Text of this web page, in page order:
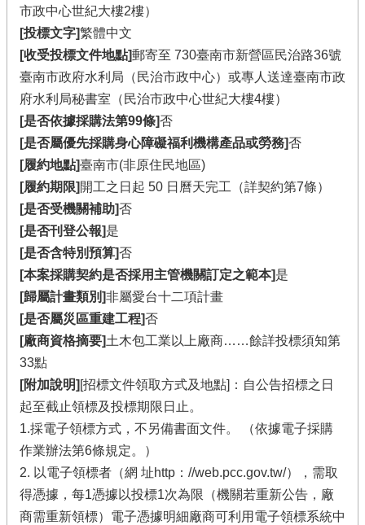
市政中心世紀大樓2樓）
[投標文字]繁體中文
[收受投標文件地點]郵寄至 730臺南市新營區民治路36號
臺南市政府水利局（民治市政中心）或專人送達臺南市政
府水利局秘書室（民治市政中心世紀大樓4樓）
[是否依據採購法第99條]否
[是否屬優先採購身心障礙福利機構產品或勞務]否
[履約地點]臺南市(非原住民地區)
[履約期限] 開工之日起 50 日曆天完工（詳契約第7條）
[是否受機關補助]否
[是否刊登公報]是
[是否含特別預算]否
[本案採購契約是否採用主管機關訂定之範本]是
[歸屬計畫類別]非屬愛台十二項計畫
[是否屬災區重建工程]否
[廠商資格摘要]土木包工業以上廠商……餘詳投標須知第
33點
[附加說明] [招標文件領取方式及地點]：自公告招標之日
起至截止領標及投標期限日止。
1.採電子領標方式，不另備書面文件。 （依據電子採購
作業辦法第6條規定。）
2. 以電子領標者（網 址http：//web.pcc.gov.tw/），需取
得憑據，每1憑據以投標1次為限（機關若重新公告，廠
商需重新領標）電子憑據明細廠商可利用電子領標系統中